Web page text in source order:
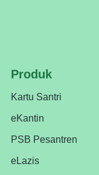
Produk
Kartu Santri
eKantin
PSB Pesantren
eLazis